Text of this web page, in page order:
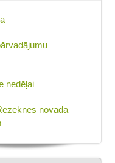
nedēļai
novada